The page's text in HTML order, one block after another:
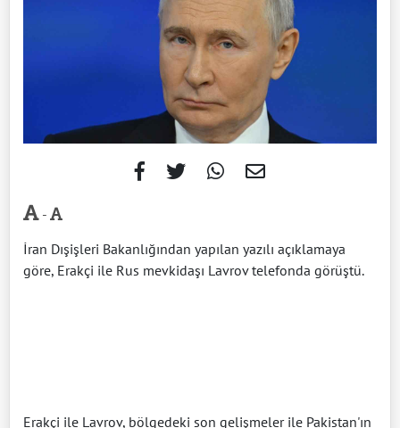
-
İran Dışişleri Bakanlığından yapılan yazılı açıklamaya
göre, Erakçi ile Rus mevkidaşı Lavrov telefonda görüştü.
Erakçi ile Lavrov, bölgedeki son gelişmeler ile Pakistan'ın